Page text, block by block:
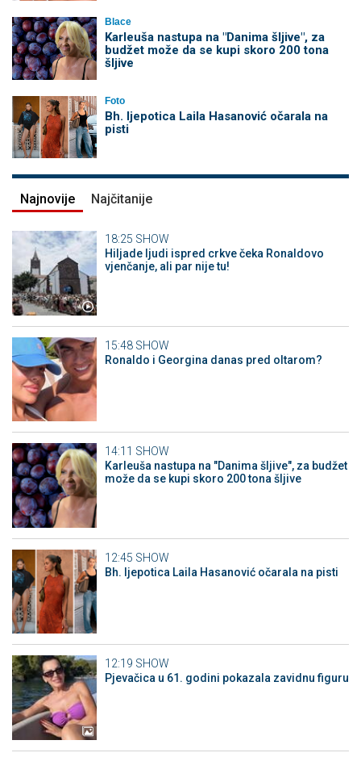
Blace
Karleuša nastupa na "Danima šljive", za
budžet može da se kupi skoro 200 tona
šljive
Foto
Bh. ljepotica Laila Hasanović očarala na
pisti
Najnovije Najčitanije
18:25 SHOW
Hiljade ljudi ispred crkve čeka Ronaldovo
vjenčanje, ali par nije tu!
15:48 SHOW
Ronaldo i Georgina danas pred oltarom?
14:11 SHOW
Karleuša nastupa na "Danima šljive", za budžet
može da se kupi skoro 200 tona šljive
12:45 SHOW
Bh. ljepotica Laila Hasanović očarala na pisti
12:19 SHOW
Pjevačica u 61. godini pokazala zavidnu figuru